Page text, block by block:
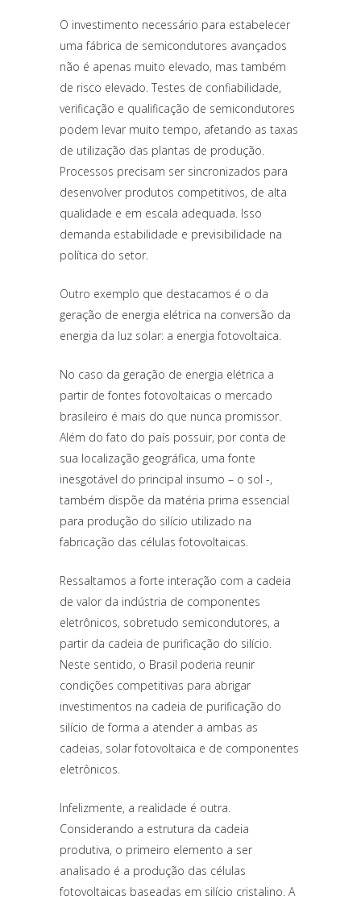
O investimento necessário para estabelecer
uma fábrica de semicondutores avançados
não é apenas muito elevado, mas também
de risco elevado. Testes de confiabilidade,
verificação e qualificação de semicondutores
podem levar muito tempo, afetando as taxas
de utilização das plantas de produção.
Processos precisam ser sincronizados para
desenvolver produtos competitivos, de alta
qualidade e em escala adequada. Isso
demanda estabilidade e previsibilidade na
política do setor.
Outro exemplo que destacamos é o da
geração de energia elétrica na conversão da
energia da luz solar: a energia fotovoltaica.
No caso da geração de energia elétrica a
partir de fontes fotovoltaicas o mercado
brasileiro é mais do que nunca promissor.
Além do fato do país possuir, por conta de
sua localização geográfica, uma fonte
inesgotável do principal insumo – o sol -,
também dispõe da matéria prima essencial
para produção do silício utilizado na
fabricação das células fotovoltaicas.
Ressaltamos a forte interação com a cadeia
de valor da indústria de componentes
eletrônicos, sobretudo semicondutores, a
partir da cadeia de purificação do silício.
Neste sentido, o Brasil poderia reunir
condições competitivas para abrigar
investimentos na cadeia de purificação do
silício de forma a atender a ambas as
cadeias, solar fotovoltaica e de componentes
eletrônicos.
Infelizmente, a realidade é outra.
Considerando a estrutura da cadeia
produtiva, o primeiro elemento a ser
analisado é a produção das células
fotovoltaicas baseadas em silício cristalino. A